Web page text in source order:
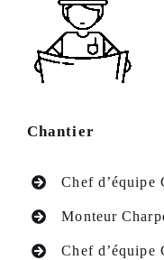
Chantier
Chef d’équipe
Monteur
Chef d’équipe